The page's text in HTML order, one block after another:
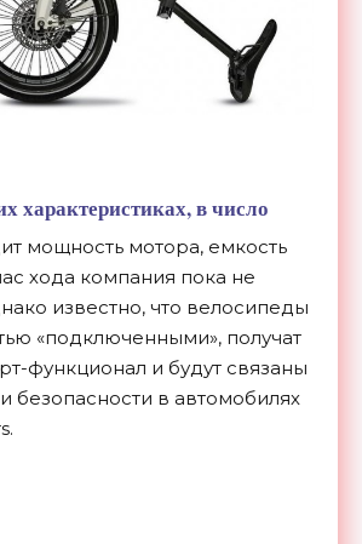
характеристиках, в число
мощность мотора, емкость
хода компания пока не
известно, что велосипеды
«подключенными», получат
функционал и будут связаны
безопасности в автомобилях